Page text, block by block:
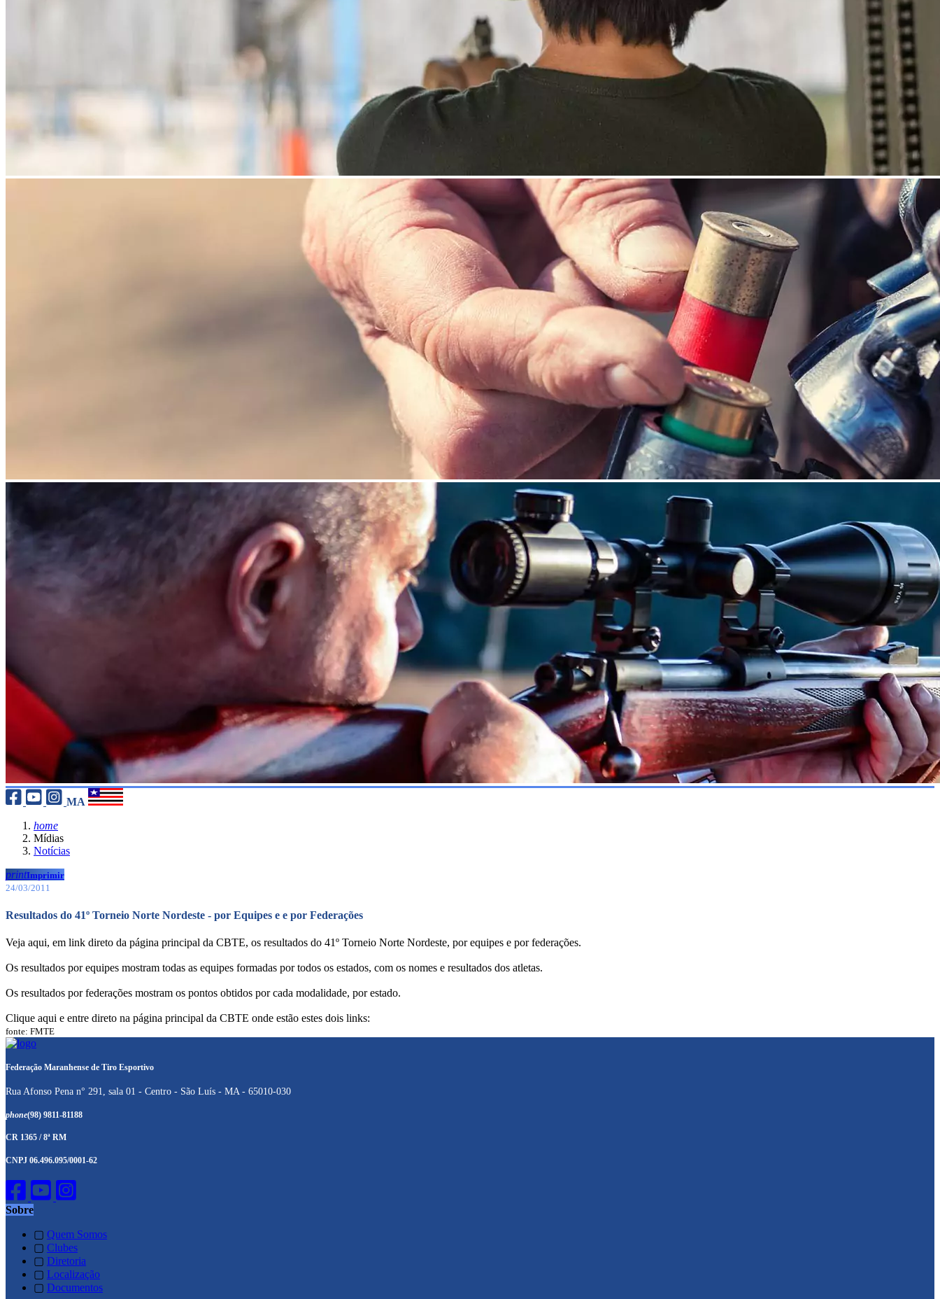
MA
home
Mídias
Notícias
printImprimir
24/03/2011
Resultados do 41º Torneio Norte Nordeste - por Equipes e e por Federações
Veja aqui, em link direto da página principal da CBTE, os resultados do 41º Torneio Norte Nordeste, por equipes e por federações.
Os resultados por equipes mostram todas as equipes formadas por todos os estados, com os nomes e resultados dos atletas.
Os resultados por federações mostram os pontos obtidos por cada modalidade, por estado.
Clique aqui e entre direto na página principal da CBTE onde estão estes dois links:
fonte: FMTE
Federação Maranhense de Tiro Esportivo
Rua Afonso Pena n° 291, sala 01 - Centro - São Luís - MA - 65010-030
phone(98) 9811-81188
CR 1365 / 8ª RM
CNPJ 06.496.095/0001-62
Sobre
▢ Quem Somos
▢ Clubes
▢ Diretoria
▢ Localização
▢ Documentos